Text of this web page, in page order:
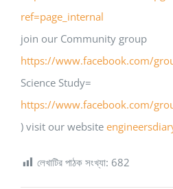
ref=page_internal
join our Community group
https://www.facebook.com/
Science Study=
https://www.facebook.com/
) visit our website
লেখাটির পাঠক সংখ্যা: 682